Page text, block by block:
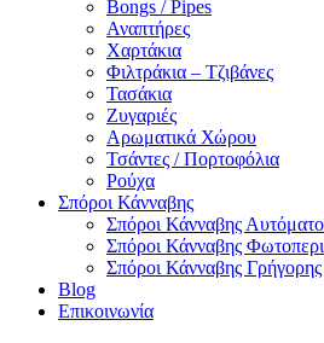
Bongs / Pipes
Αναπτήρες
Χαρτάκια
Φιλτράκια – Τζιβάνες
Τασάκια
Ζυγαριές
Αρωματικά Χώρου
Τσάντες / Πορτοφόλια
Ρούχα
Σπόροι Κάνναβης
Σπόροι Κάνναβης
Σπόροι Κάνναβης
Σπόροι Κάνναβης
Blog
Επικοινωνία